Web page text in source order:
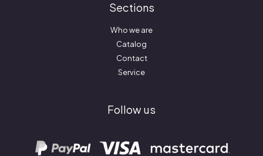
Sections
Who we are
Catalog
Contact
Service
Follow us